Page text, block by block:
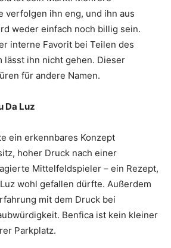
verfolgen ihn eng, und ihn aus
weder einfach noch billig sein.
interne Favorit bei Teilen des
lässt ihn nicht gehen. Dieser
für andere Namen.
Da Luz
ein erkennbares Konzept
hoher Druck nach einer
Mittelfeldspieler – ein Rezept,
wohl gefallen dürfte. Außerdem
mit dem Druck bei
Benfica ist kein kleiner
Parkplatz.